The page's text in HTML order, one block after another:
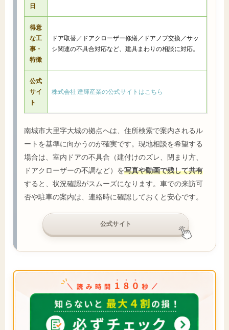
日
得意
な工
事・
特徴
ドア取替／ドアクローザー修繕／ドアノブ交換／サッ
シ関連の不具合対応など、建具まわりの相談に対応。
公式
サイ
ト
株式会社 達輝産業の公式サイトはこちら
南城市大里字大城の拠点へは、住所検索で案内されるル
ートを基準に向かうのが確実です。現地相談を希望する
場合は、室内ドアの不具合（建付けのズレ、閉まり方、
ドアクローザーの不調など）を写真や動画で残して共有
すると、状況確認がスムーズになります。車での来訪可
否や駐車の案内は、連絡時に確認しておくと安心です。
公式サイト